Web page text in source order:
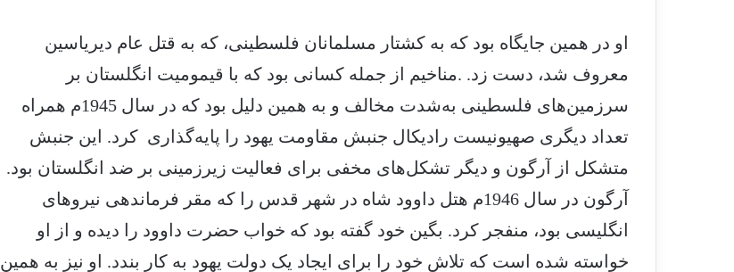
او در همین جایگاه بود که به کشتار مسلمانان فلسطینی، که به قتل عام دیریاسین
معروف شد، دست زد. .مناخیم از جمله کسانی بود که با قیمومیت انگلستان بر
سرزمین‌های فلسطینی به‌شدت مخالف و به همین دلیل بود که در سال 1945م همراه
تعداد دیگری صهیونیست رادیکال جنبش مقاومت یهود را پایه‌گذاری کرد. این جنبش
متشکل از آرگون و دیگر تشکل‌های مخفی برای فعالیت زیرزمینی بر ضد انگلستان بود.
آرگون در سال 1946م هتل داوود شاه در شهر قدس را که مقر فرماندهی نیروهای
انگلیسی بود، منفجر کرد. بگین خود گفته بود که خواب حضرت داوود را دیده و از او
خواسته شده است که تلاش خود را برای ایجاد یک دولت یهود به کار بندد. او نیز به همین